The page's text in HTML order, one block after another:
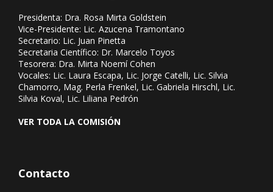
Presidenta: Dra. Rosa Mirta Goldstein
Vice-Presidente: Lic. Azucena Tramontano
Secretario: Lic. Juan Pinetta
Secretaria Científico: Dr. Marcelo Toyos
Tesorera: Dra. Mirta Noemí Cohen
Vocales: Lic. Laura Escapa, Lic. Jorge Catelli, Lic. Silvia
Chamorro, Mag. Perla Frenkel, Lic. Gabriela Hirschl, Lic.
Silvia Koval, Lic. Liliana Pedrón
VER TODA LA COMISIÓN
Contacto